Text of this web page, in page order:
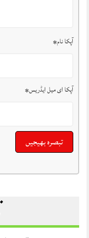
آپکا نام*
آپکا ای میل ایڈریس*